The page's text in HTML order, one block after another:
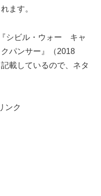
ます。
シビル・ウォー キャ
パンサー』（2018
載しているので、ネタ
ンク